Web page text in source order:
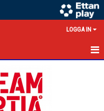
LOGGA IN